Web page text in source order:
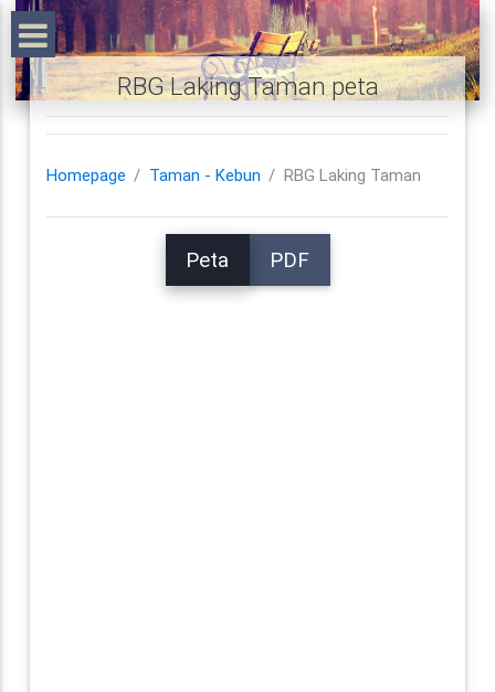
RBG Laking Taman peta
Homepage Taman - Kebun RBG Laking Taman
Peta PDF